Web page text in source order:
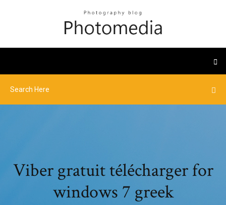
Viber gratuit télécharger for
windows 7 greek